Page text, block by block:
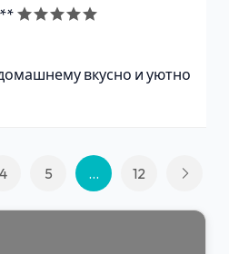
вкусно и уютно
4 5 ... 12